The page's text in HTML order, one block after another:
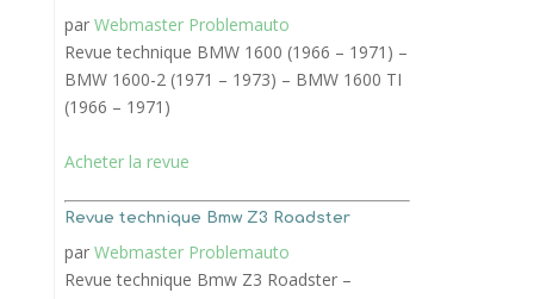
par Webmaster Problemauto
Revue technique BMW 1600 (1966 – 1971) –
BMW 1600-2 (1971 – 1973) – BMW 1600 TI
(1966 – 1971)
Acheter la revue
Revue technique Bmw Z3 Roadster
par Webmaster Problemauto
Revue technique Bmw Z3 Roadster –